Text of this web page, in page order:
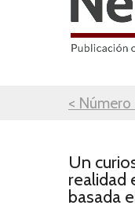
<
Un
realidad
basada